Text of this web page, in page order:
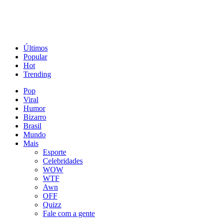
Últimos
Popular
Hot
Trending
Pop
Viral
Humor
Bizarro
Brasil
Mundo
Mais
Esporte
Celebridades
WOW
WTF
Awn
OFF
Quizz
Fale com a gente